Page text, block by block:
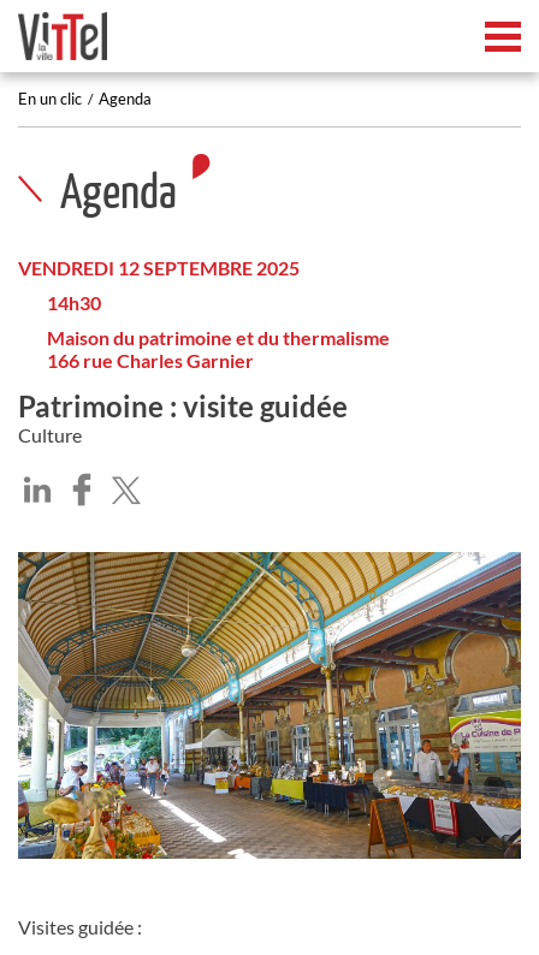
En un clic Agenda
Agenda
VENDREDI 12 SEPTEMBRE 2025
14h30
Maison du patrimoine et du thermalisme
166 rue Charles Garnier
Patrimoine : visite guidée
Culture
Visites guidée :